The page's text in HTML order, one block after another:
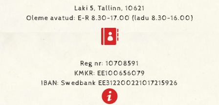
Laki 5, Tallinn, 10621
Oleme avatud: E-R 8.30-17.00 (ladu 8.30-16.00)
Reg nr: 10708591
KMKR: EE100656079
IBAN: Swedbank EE312200221017215926